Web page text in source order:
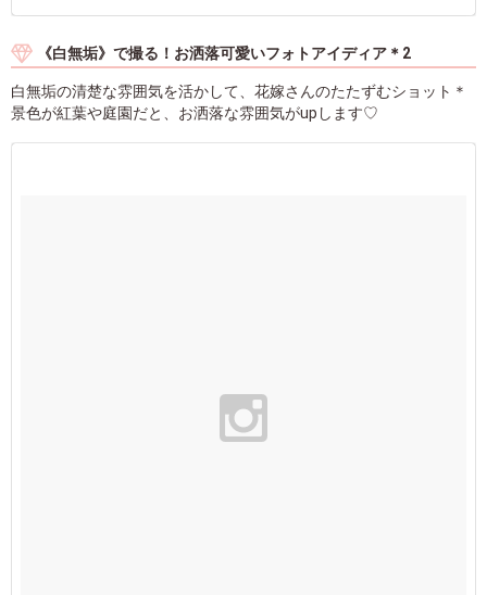
《白無垢》で撮る！お洒落可愛いフォトアイディア＊2
白無垢の清楚な雰囲気を活かして、花嫁さんのたたずむショット＊
景色が紅葉や庭園だと、お洒落な雰囲気がupします♡